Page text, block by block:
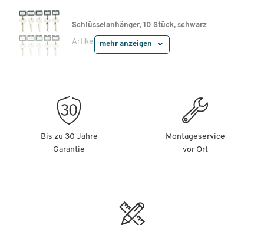
Schlüsselanhänger, 10 Stück, schwarz
Artikelnummer: 24274
Schlüsselanhänger, 10 Stück, gelb
Artikelnummer:
mehr anzeigen
Bis zu 30 Jahre
Garantie
Montageservice
vor Ort